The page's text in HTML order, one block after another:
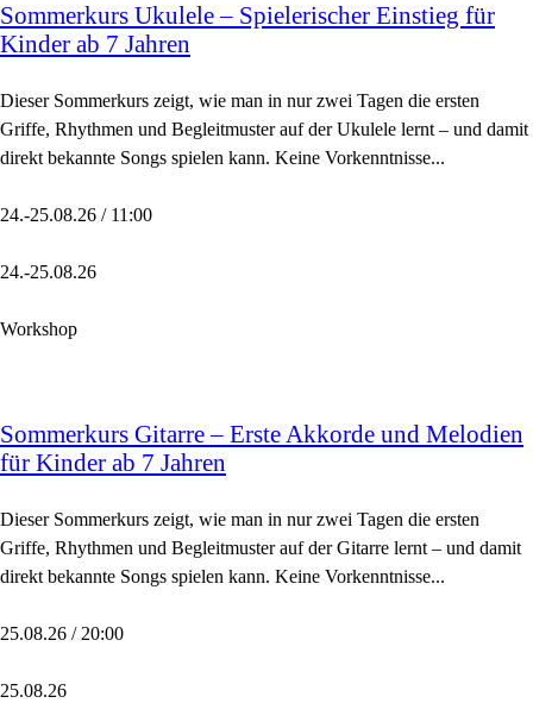
Sommerkurs Ukulele – Spielerischer Einstieg für
Kinder ab 7 Jahren
Dieser Sommerkurs zeigt, wie man in nur zwei Tagen die ersten
Griffe, Rhythmen und Begleitmuster auf der Ukulele lernt – und damit
direkt bekannte Songs spielen kann. Keine Vorkenntnisse...
24.-25.08.26 / 11:00
24.-25.08.26
Workshop
Sommerkurs Gitarre – Erste Akkorde und Melodien
für Kinder ab 7 Jahren
Dieser Sommerkurs zeigt, wie man in nur zwei Tagen die ersten
Griffe, Rhythmen und Begleitmuster auf der Gitarre lernt – und damit
direkt bekannte Songs spielen kann. Keine Vorkenntnisse...
25.08.26 / 20:00
25.08.26